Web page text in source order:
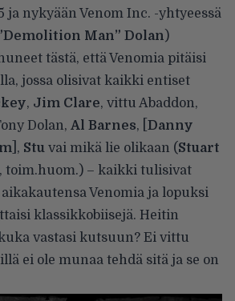
ja nykyään Venom Inc. -yhtyeessä
Man” Dolan )
tästä, että Venomia pitäisi
jossa olisivat kaikki entiset
, Jim Clare, vittu Abaddon,
Dolan, Al Barnes, [ Danny
], Stu vai mikä lie olikaan (Stuart
, toim.huom.) – kaikki tulisivat
Venomia ja lopuksi
klassikkobiisejä. Heitin
vastasi kutsuun? Ei vittu
ei ole munaa tehdä sitä ja se on